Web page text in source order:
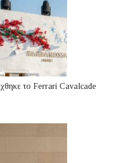
το Ferrari Cavalcade